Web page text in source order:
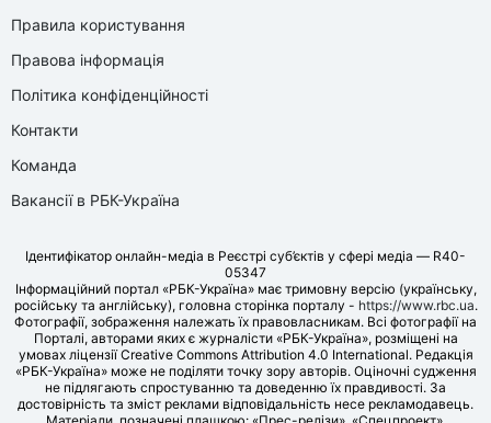
Правила користування
Правова інформація
Політика конфіденційності
Контакти
Команда
Вакансії в РБК-Україна
Ідентифікатор онлайн-медіа в Реєстрі суб’єктів у сфері медіа — R40-
05347
Інформаційний портал «РБК-Україна» має тримовну версію (українську,
російську та англійську), головна сторінка порталу - https://www.rbc.ua.
Фотографії, зображення належать їх правовласникам. Всі фотографії на
Порталі, авторами яких є журналісти «РБК-Україна», розміщені на
умовах ліцензії Creative Commons Attribution 4.0 International. Редакція
«РБК-Україна» може не поділяти точку зору авторів. Оціночні судження
не підлягають спростуванню та доведенню їх правдивості. За
достовірність та зміст реклами відповідальність несе рекламодавець.